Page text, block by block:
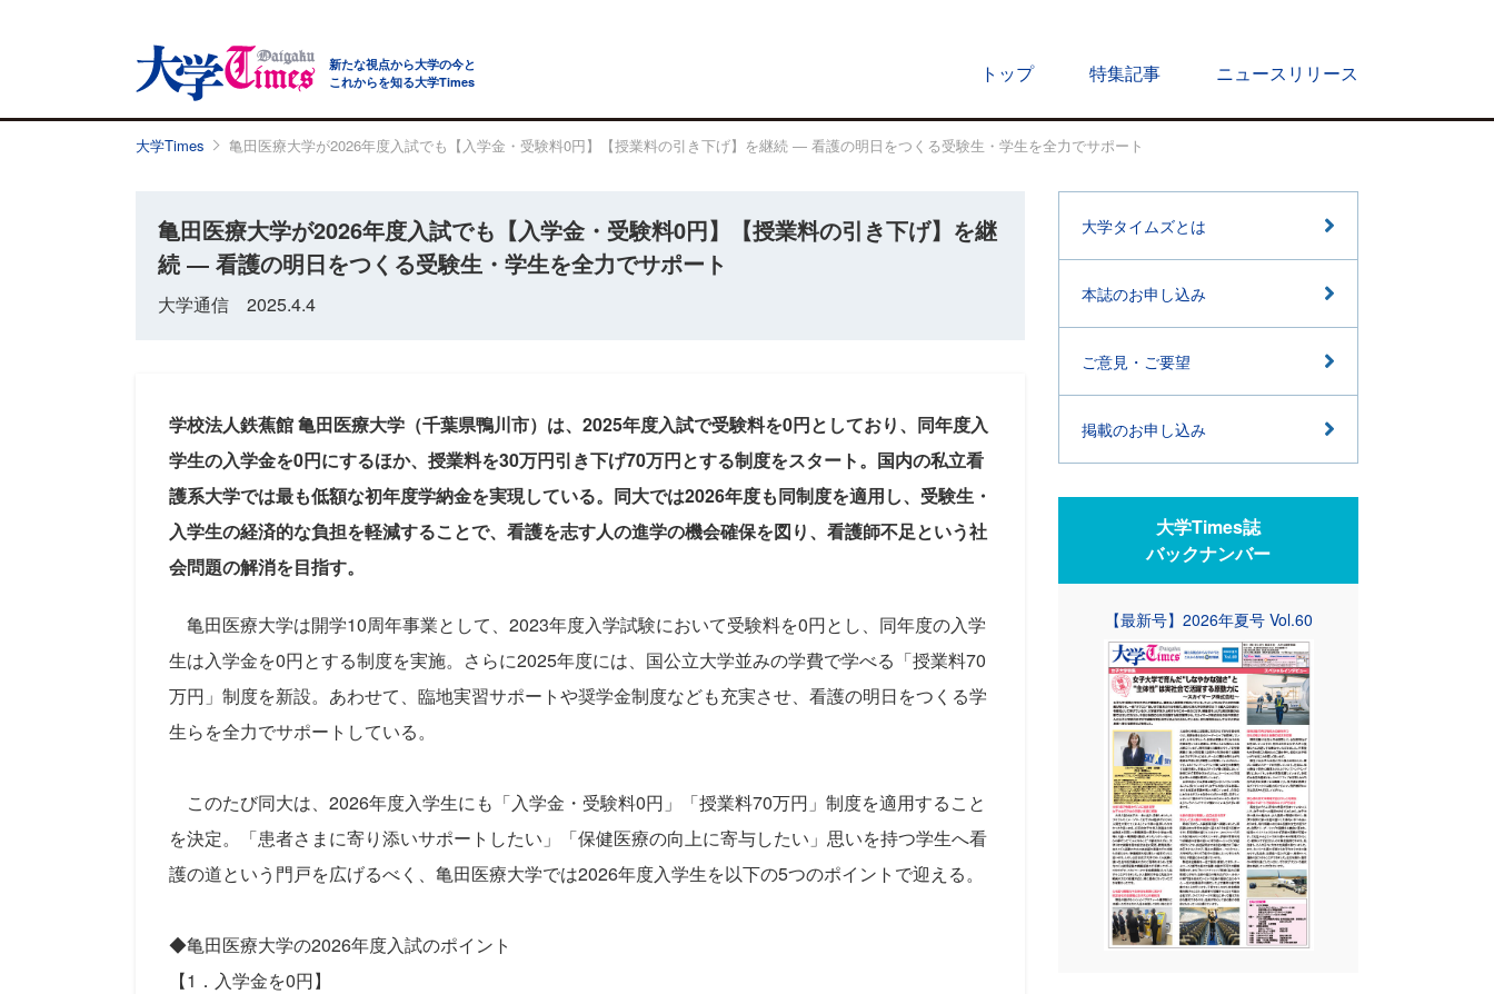
新たな視点から大学の今と
これからを知る大学Times
トップ 特集記事 ニュースリリース
大学Times 亀田医療大学が2026年度入試でも【入学金・受験料0円】【授業料の引き下げ】を継続 ― 看護の明日をつくる受験生・学生を全力でサポート
亀田医療大学が2026年度入試でも【入学金・受験料0円】【授業料の引き下げ】を継
続 ― 看護の明日をつくる受験生・学生を全力でサポート
大学通信 2025.4.4
学校法人鉄蕉館 亀田医療大学（千葉県鴨川市）は、2025年度入試で受験料を0円としており、同年度入
学生の入学金を0円にするほか、授業料を30万円引き下げ70万円とする制度をスタート。国内の私立看
護系大学では最も低額な初年度学納金を実現している。同大では2026年度も同制度を適用し、受験生・
入学生の経済的な負担を軽減することで、看護を志す人の進学の機会確保を図り、看護師不足という社
会問題の解消を目指す。
亀田医療大学は開学10周年事業として、2023年度入学試験において受験料を0円とし、同年度の入学
生は入学金を0円とする制度を実施。さらに2025年度には、国公立大学並みの学費で学べる「授業料70
万円」制度を新設。あわせて、臨地実習サポートや奨学金制度なども充実させ、看護の明日をつくる学
生らを全力でサポートしている。
このたび同大は、2026年度入学生にも「入学金・受験料0円」「授業料70万円」制度を適用すること
を決定。「患者さまに寄り添いサポートしたい」「保健医療の向上に寄与したい」思いを持つ学生へ看
護の道という門戸を広げるべく、亀田医療大学では2026年度入学生を以下の5つのポイントで迎える。
◆亀田医療大学の2026年度入試のポイント
【1．入学金を0円】
大学タイムズとは
本誌のお申し込み
ご意見・ご要望
掲載のお申し込み
大学Times誌
バックナンバー
【最新号】2026年夏号 Vol.60